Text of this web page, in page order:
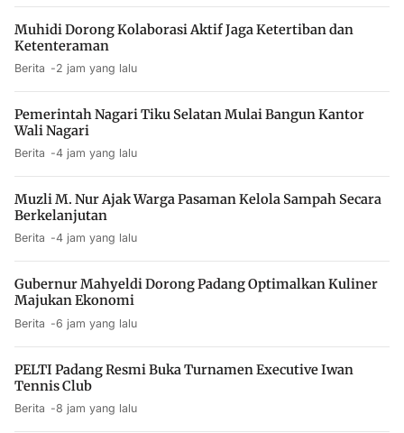
Muhidi Dorong Kolaborasi Aktif Jaga Ketertiban dan
Ketenteraman
Berita 2 jam yang lalu
Pemerintah Nagari Tiku Selatan Mulai Bangun Kantor
Wali Nagari
Berita 4 jam yang lalu
Muzli M. Nur Ajak Warga Pasaman Kelola Sampah Secara
Berkelanjutan
Berita 4 jam yang lalu
Gubernur Mahyeldi Dorong Padang Optimalkan Kuliner
Majukan Ekonomi
Berita 6 jam yang lalu
PELTI Padang Resmi Buka Turnamen Executive Iwan
Tennis Club
Berita 8 jam yang lalu